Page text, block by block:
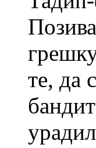
те, да